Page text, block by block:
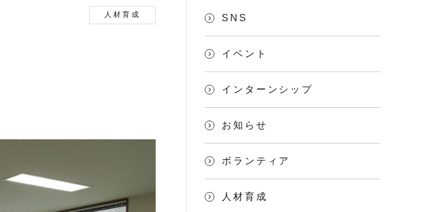
人材育成 SNS
イベント
インターンシップ
お知らせ
ボランティア
人材育成